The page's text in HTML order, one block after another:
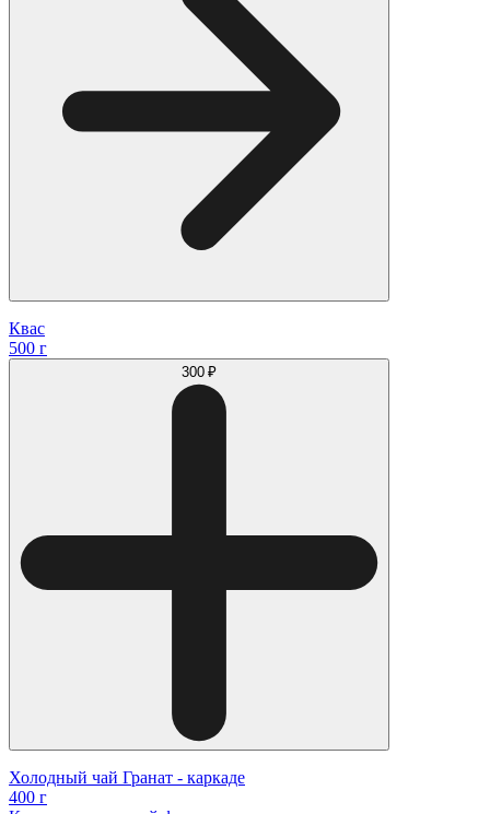
Квас
500 г
300 ₽
Холодный чай Гранат - каркаде
400 г